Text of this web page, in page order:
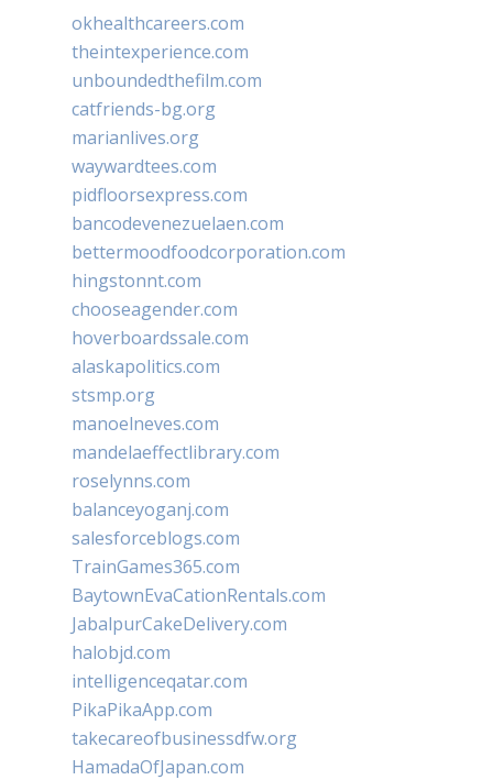
okhealthcareers.com
theintexperience.com
unboundedthefilm.com
catfriends-bg.org
marianlives.org
waywardtees.com
pidfloorsexpress.com
bancodevenezuelaen.com
bettermoodfoodcorporation.com
hingstonnt.com
chooseagender.com
hoverboardssale.com
alaskapolitics.com
stsmp.org
manoelneves.com
mandelaeffectlibrary.com
roselynns.com
balanceyoganj.com
salesforceblogs.com
TrainGames365.com
BaytownEvaCationRentals.com
JabalpurCakeDelivery.com
halobjd.com
intelligenceqatar.com
PikaPikaApp.com
takecareofbusinessdfw.org
HamadaOfJapan.com